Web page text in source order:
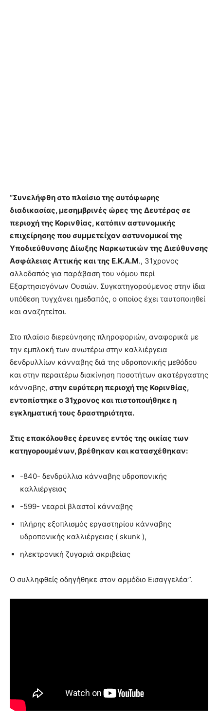
“Συνελήφθη στο πλαίσιο της αυτόφωρης
διαδικασίας, μεσημβρινές ώρες της Δευτέρας σε
περιοχή της Κορινθίας, κατόπιν αστυνομικής
επιχείρησης που συμμετείχαν αστυνομικοί της
Υποδιεύθυνσης Δίωξης Ναρκωτικών της Διεύθυνσης
Ασφάλειας Αττικής και της Ε.Κ.Α.Μ., 31χρονος
αλλοδαπός για παράβαση του νόμου περί
Εξαρτησιογόνων Ουσιών. Συγκατηγορούμενος στην ίδια
υπόθεση τυγχάνει ημεδαπός, ο οποίος έχει ταυτοποιηθεί
και αναζητείται.
Στο πλαίσιο διερεύνησης πληροφοριών, αναφορικά με
την εμπλοκή των ανωτέρω στην καλλιέργεια
δενδρυλλίων κάνναβης διά της υδροπονικής μεθόδου
και στην περαιτέρω διακίνηση ποσοτήτων ακατέργαστης
κάνναβης, στην ευρύτερη περιοχή της Κορινθίας,
εντοπίστηκε ο 31χρονος και πιστοποιήθηκε η
εγκληματική τους δραστηριότητα.
Στις επακόλουθες έρευνες εντός της οικίας των
κατηγορουμένων, βρέθηκαν και κατασχέθηκαν:
-840- δενδρύλλια κάνναβης υδροπονικής
καλλιέργειας
-599- νεαροί βλαστοί κάνναβης
πλήρης εξοπλισμός εργαστηρίου κάνναβης
υδροπονικής καλλιέργειας ( skunk ),
ηλεκτρονική ζυγαριά ακριβείας
Ο συλληφθείς οδηγήθηκε στον αρμόδιο Εισαγγελέα”.